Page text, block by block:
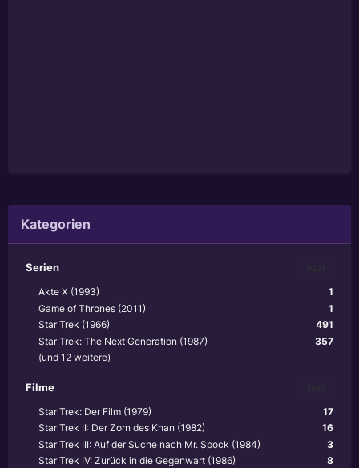
Kategorien
Serien
1
Akte X (1993)
1
Game of Thrones (2011)
491
Star Trek (1966)
357
Star Trek: The Next Generation (1987)
(und 12 weitere)
Filme
17
Star Trek: Der Film (1979)
16
Star Trek II: Der Zorn des Khan (1982)
3
Star Trek III: Auf der Suche nach Mr. Spock (1984)
8
Star Trek IV: Zurück in die Gegenwart (1986)